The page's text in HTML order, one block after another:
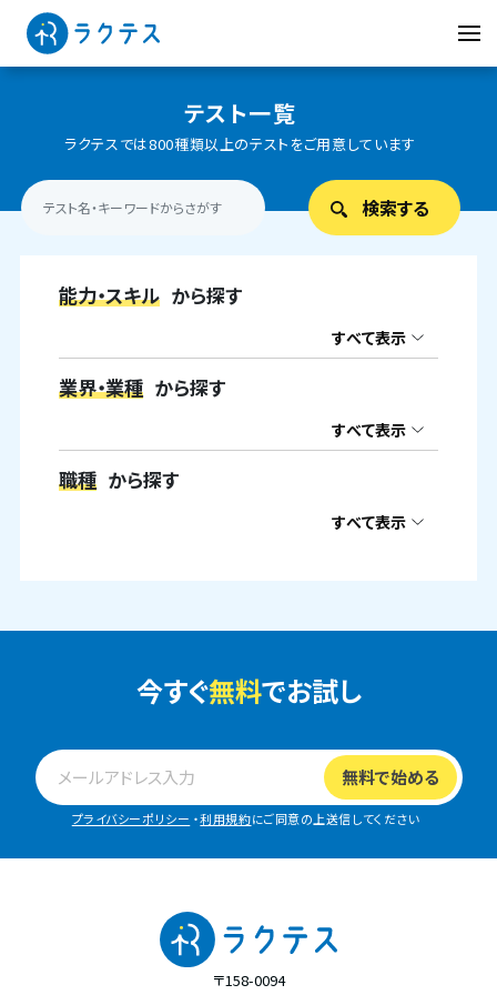
テスト一覧
ラクテスでは800種類以上のテストをご用意しています
能力・スキル から探す
すべて表示
業界・業種 から探す
すべて表示
職種 から探す
すべて表示
今すぐ無料でお試し
プライバシーポリシー ・利用規約にご同意の上送信してください
〒158-0094